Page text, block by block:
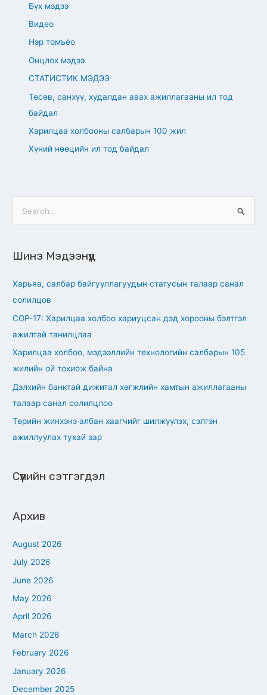
Бүх мэдээ
Видео
Нэр томъёо
Онцлох мэдээ
СТАТИСТИК МЭДЭЭ
Төсөв, санхүү, худалдан авах ажиллагааны ил тод
байдал
Харилцаа холбооны салбарын 100 жил
Хүний нөөцийн ил тод байдал
r
:
Шинэ Мэдээнүүд
Харьяа, салбар байгууллагуудын статусын талаар санал
солилцов
СОР-17: Харилцаа холбоо хариуцсан дэд хорооны бэлтгэл
ажилтай танилцлаа
Харилцаа холбоо, мэдээллийн технологийн салбарын 105
жилийн ой тохиож байна
Дэлхийн банктай дижитал хөгжлийн хамтын ажиллагааны
талаар санал солилцлоо
Төрийн жинхэнэ албан хаагчийг шилжүүлэх, сэлгэн
ажиллуулах тухай зар
Сүүлийн сэтгэгдэл
Архив
August 2026
July 2026
June 2026
May 2026
April 2026
March 2026
February 2026
January 2026
December 2025